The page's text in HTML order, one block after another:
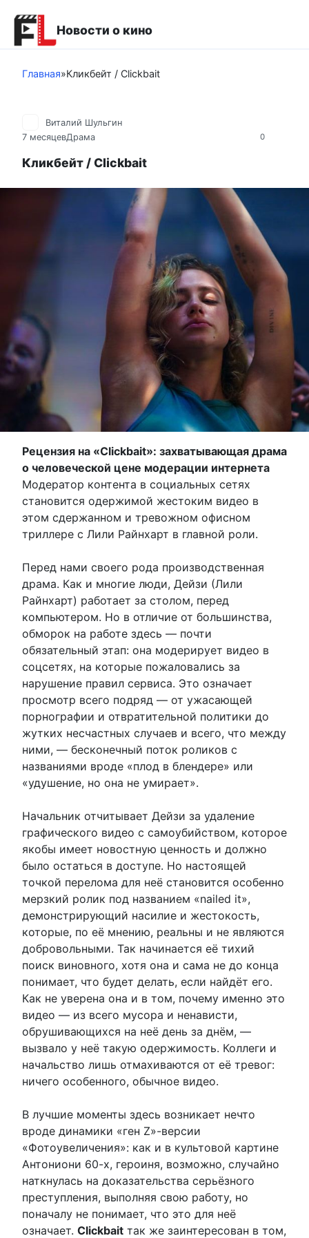
контенту
Новости о кино
Главная»Кликбейт / Clickbait
0
Виталий Шульгин
7 месяцевДрама
Кликбейт / Clickbait
Рецензия на «Clickbait»: захватывающая драма
о человеческой цене модерации интернета
Модератор контента в социальных сетях
становится одержимой жестоким видео в
этом сдержанном и тревожном офисном
триллере с Лили Райнхарт в главной роли.
Перед нами своего рода производственная
драма. Как и многие люди, Дейзи (Лили
Райнхарт) работает за столом, перед
компьютером. Но в отличие от большинства,
обморок на работе здесь — почти
обязательный этап: она модерирует видео в
соцсетях, на которые пожаловались за
нарушение правил сервиса. Это означает
просмотр всего подряд — от ужасающей
порнографии и отвратительной политики до
жутких несчастных случаев и всего, что между
ними, — бесконечный поток роликов с
названиями вроде «плод в блендере» или
«удушение, но она не умирает».
Начальник отчитывает Дейзи за удаление
графического видео с самоубийством, которое
якобы имеет новостную ценность и должно
было остаться в доступе. Но настоящей
точкой перелома для неё становится особенно
мерзкий ролик под названием «nailed it»,
демонстрирующий насилие и жестокость,
которые, по её мнению, реальны и не являются
добровольными. Так начинается её тихий
поиск виновного, хотя она и сама не до конца
понимает, что будет делать, если найдёт его.
Как не уверена она и в том, почему именно это
видео — из всего мусора и ненависти,
обрушивающихся на неё день за днём, —
вызвало у неё такую одержимость. Коллеги и
начальство лишь отмахиваются от её тревог:
ничего особенного, обычное видео.
В лучшие моменты здесь возникает нечто
вроде динамики «ген Z»-версии
«Фотоувеличения»: как и в культовой картине
Антониони 60-х, героиня, возможно, случайно
наткнулась на доказательства серьёзного
преступления, выполняя свою работу, но
поначалу не понимает, что это для неё
означает. Clickbait так же заинтересован в том,